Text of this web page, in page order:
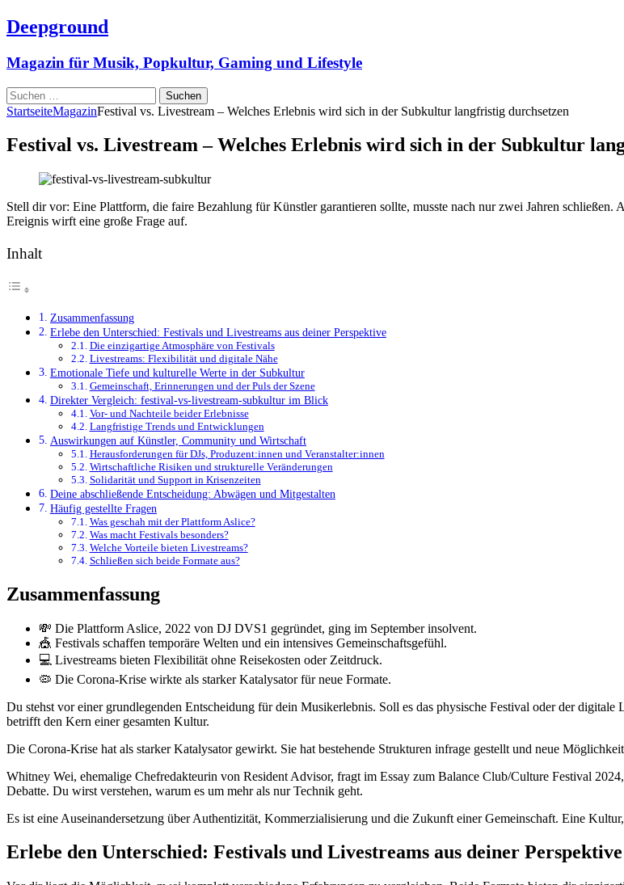
Deepground
Magazin für Musik, Popkultur, Gaming und Lifestyle
Suchen
nach:
StartseiteMagazinFestival vs. Livestream – Welches Erlebnis wird sich in der Subkultur langfristig durchsetzen
Festival vs. Livestream – Welches Erlebnis wird sich in der Subkultur
Stell dir vor: Eine Plattform, die faire Bezahlung für Künstler garantieren sollte, musste nach nur zwei Jahren
Ereignis wirft eine große Frage auf.
Inhalt
Zusammenfassung
Erlebe den Unterschied: Festivals und Livestreams aus deiner Perspektive
Die einzigartige Atmosphäre von Festivals
Livestreams: Flexibilität und digitale Nähe
Emotionale Tiefe und kulturelle Werte in der Subkultur
Gemeinschaft, Erinnerungen und der Puls der Szene
Direkter Vergleich: festival-vs-livestream-subkultur im Blick
Vor- und Nachteile beider Erlebnisse
Langfristige Trends und Entwicklungen
Auswirkungen auf Künstler, Community und Wirtschaft
Herausforderungen für DJs, Produzent:innen und Veranstalter:innen
Wirtschaftliche Risiken und strukturelle Veränderungen
Solidarität und Support in Krisenzeiten
Deine abschließende Entscheidung: Abwägen und Mitgestalten
Häufig gestellte Fragen
Was geschah mit der Plattform Aslice?
Was macht Festivals besonders?
Welche Vorteile bieten Livestreams?
Schließen sich beide Formate aus?
Zusammenfassung
💸 Die Plattform Aslice, 2022 von DJ DVS1 gegründet, ging im September insolvent.
🎪 Festivals schaffen temporäre Welten und ein intensives Gemeinschaftsgefühl.
💻 Livestreams bieten Flexibilität ohne Reisekosten oder Zeitdruck.
🦠 Die Corona-Krise wirkte als starker Katalysator für neue Formate.
Du stehst vor einer grundlegenden Entscheidung für dein Musikerlebnis. Soll es das physische Festival oder der
betrifft den Kern einer gesamten Kultur.
Die Corona-Krise hat als starker Katalysator gewirkt. Sie hat bestehende Strukturen infrage gestellt und neue
Whitney Wei, ehemalige Chefredakteurin von Resident Advisor, fragt im Essay zum Balance Club/Culture Festival
Debatte. Du wirst verstehen, warum es um mehr als nur Technik geht.
Es ist eine Auseinandersetzung über Authentizität, Kommerzialisierung und die Zukunft einer Gemeinschaft. Eine
Erlebe den Unterschied: Festivals und Livestreams aus deiner Perspektive